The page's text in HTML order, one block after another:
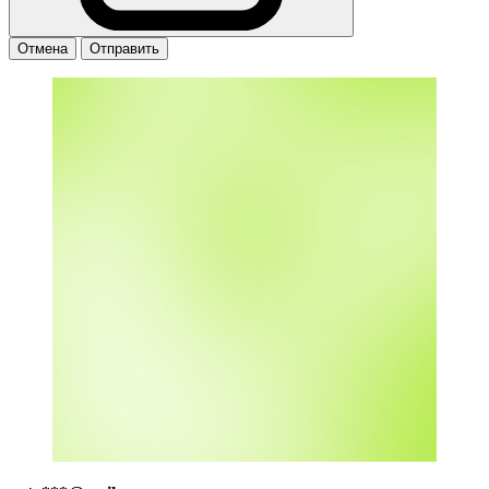
Отмена Отправить